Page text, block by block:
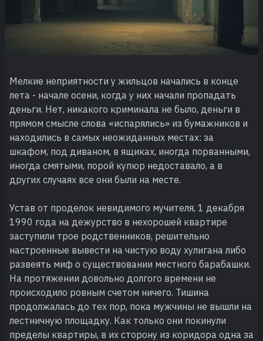
Мелкие неприятности у жильцов начались в конце
лета - начале осени, когда у них начали пропадать
деньги. Нет, никакого криминала не было, деньги в
прямом смысле слова «испарялись» из бумажников и
находились в самых неожиданных местах: за
шкафом, под диваном, в ящиках, иногда порванными,
иногда смятыми, порой купюр недоставало, а в
других случаях все они были на месте.
Устав от проделок невидимого мучителя, 1 декабря
1990 года на дежурство в нехорошей квартире
заступили трое родственников, решительно
настроенные вывести на чистую воду хулигана либо
развеять миф о существовании местного барабашки.
На протяжении довольно долгого времени не
происходило ровным счетом ничего. Тишина
продолжалась до тех пор, пока мужчины не вышли на
лестничную площадку. Как только они покинули
пределы квартиры, в их сторону из коридора одна за